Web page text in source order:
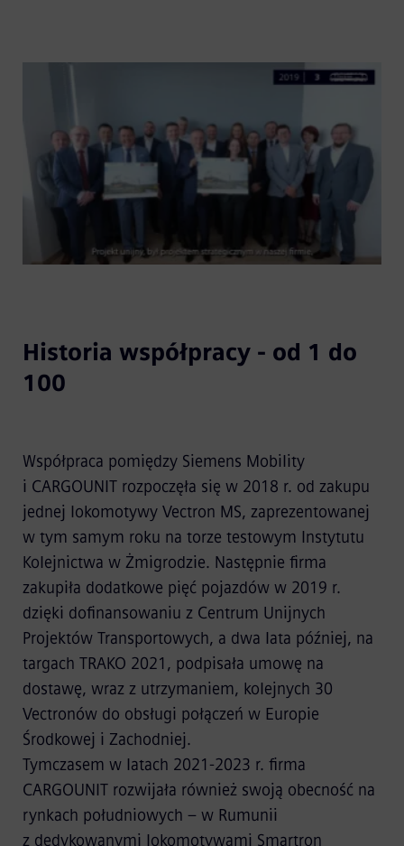
Historia współpracy - od 1 do
100
Współpraca pomiędzy Siemens Mobility
i CARGOUNIT rozpoczęła się w 2018 r. od zakupu
jednej lokomotywy Vectron MS, zaprezentowanej
w tym samym roku na torze testowym Instytutu
Kolejnictwa w Żmigrodzie. Następnie firma
zakupiła dodatkowe pięć pojazdów w 2019 r.
dzięki dofinansowaniu z Centrum Unijnych
Projektów Transportowych, a dwa lata później, na
targach TRAKO 2021, podpisała umowę na
dostawę, wraz z utrzymaniem, kolejnych 30
Vectronów do obsługi połączeń w Europie
Środkowej i Zachodniej.
Tymczasem w latach 2021-2023 r. firma
CARGOUNIT rozwijała również swoją obecność na
rynkach południowych – w Rumunii
z dedykowanymi lokomotywami Smartron